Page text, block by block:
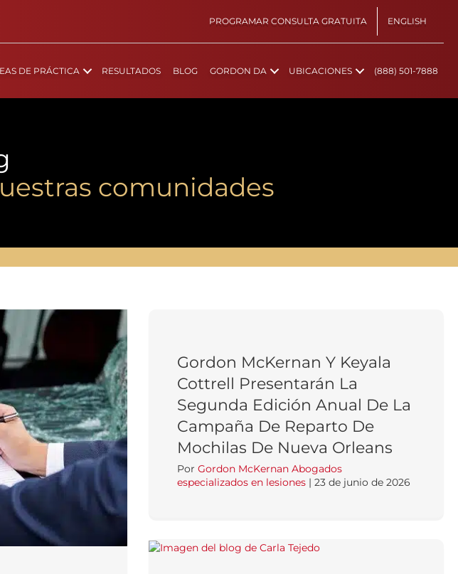
PROGRAMAR CONSULTA GRATUITA ENGLISH
DE PRÁCTICA RESULTADOS BLOG GORDON DA UBICACIONES (888) 501-7888
comunidades
Gordon McKernan Y Keyala
Cottrell Presentarán La
Segunda Edición Anual De La
Campaña De Reparto De
Mochilas De Nueva Orleans
PorGordon McKernan Abogados
especializados en lesiones |23 de junio de 2026